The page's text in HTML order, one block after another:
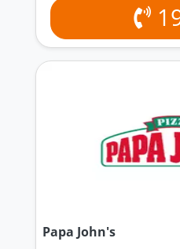
Papa John's